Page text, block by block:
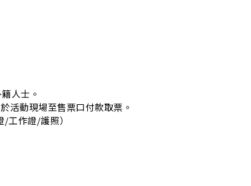
人士。
活動現場至售票口付款取票。
工作證/護照）